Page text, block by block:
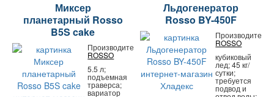
Миксер
планетарный Rosso
B5S cake
Производитель:
ROSSO
5.5 л;
подъемная
траверса;
вариатор
Льдогенератор
Rosso BY-450F
Производитель:
ROSSO
кубиковый
лед; 45 кг/
сутки;
требуется
подвод и